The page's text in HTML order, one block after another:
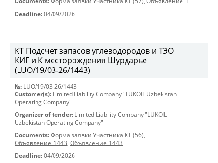
Deadline: 04/09/2026
КТ Подсчет запасов углеводородов и ТЭО
КИГ и К месторождения Шурдарье
(LUO/19/03-26/1443)
№: LUO/19/03-26/1443
Customer(s): Limited Liability Company "LUKOIL Uzbekistan
Operating Company"
Organizer of tender: Limited Liability Company "LUKOIL
Uzbekistan Operating Company"
Documents: Форма заявки Участника КТ (56),
Объявление_1443, Объявление_1443
Deadline: 04/09/2026